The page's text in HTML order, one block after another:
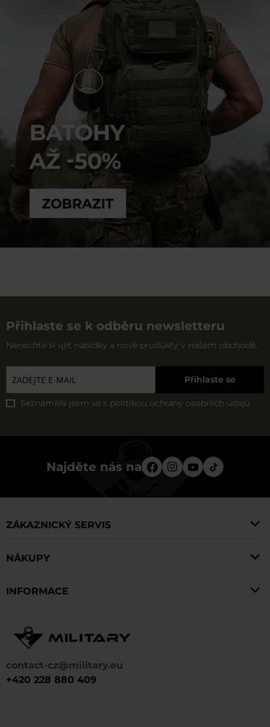
Přihlaste se k odběru newsletteru
Nenechte si ujít nabídky a nové produkty v našem obchodě.
Přihlaste se
Seznámil/a jsem se s politikou ochrany osobních údajů
Najděte nás na
contact-cz@military.eu
+420 228 880 409
ZÁKAZNICKÝ SERVIS
NÁKUPY
INFORMACE